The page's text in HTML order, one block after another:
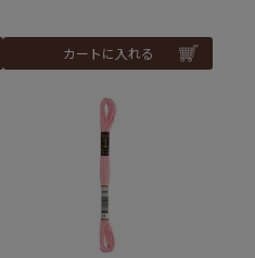
カートに入れる